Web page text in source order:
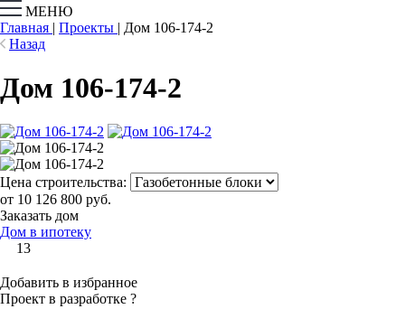
МЕНЮ
Главная | Проекты | Дом 106-174-2
Назад
Дом 106-174-2
Цена строительства:
от 10 126 800 руб.
Заказать дом
Дом в ипотеку
13
Добавить в избранное
Проект в разработке ?